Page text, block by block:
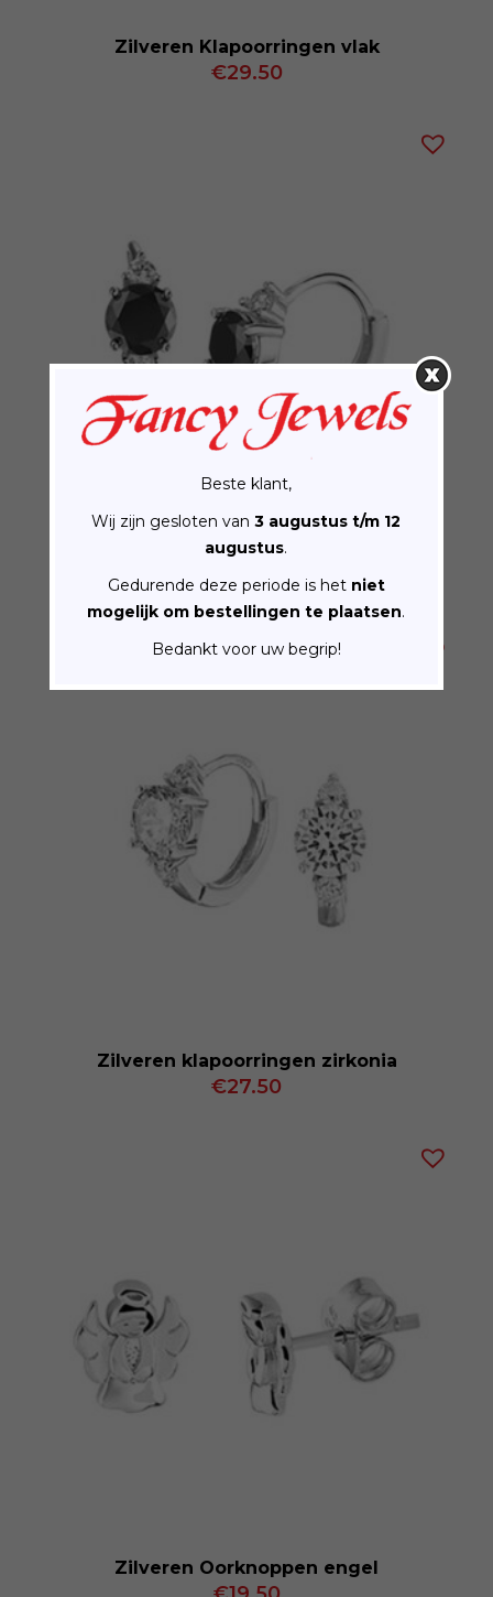
Zilveren Klapoorringen vlak
€29.50
Zilveren klapoorringen zirkonia
€35.00
Zilveren klapoorringen zirkonia
€27.50
Zilveren Oorknoppen engel
Beste klant,
Wij zijn gesloten van3 augustus t/m 12
augustus.
Gedurende deze periode is het niet
mogelijk om bestellingen te plaatsen.
Bedankt voor uw begrip!